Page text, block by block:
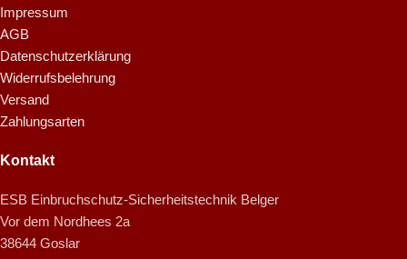
Impressum
AGB
Datenschutzerklärung
Widerrufsbelehrung
Versand
Zahlungsarten
Kontakt
ESB Einbruchschutz-Sicherheitstechnik Belger
Vor dem Nordhees 2a
38644 Goslar